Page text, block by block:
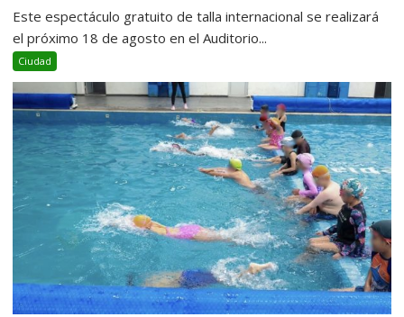
Este espectáculo gratuito de talla internacional se realizará
el próximo 18 de agosto en el Auditorio...
Ciudad